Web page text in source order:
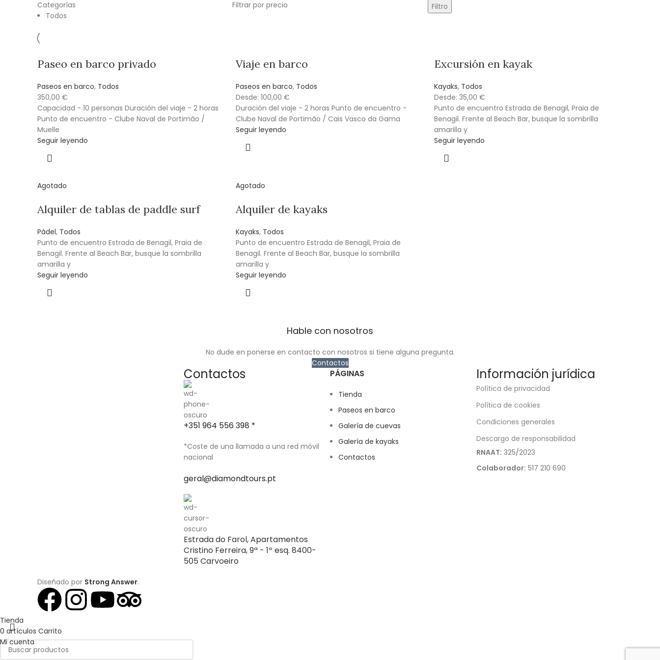
Categorías
Todos
Filtrar por precio Filtro
Paseo en barco privado
Paseos en barco, Todos
350,00 €
Capacidad - 10 personas Duración del viaje - 2 horas
Punto de encuentro - Clube Naval de Portimão /
Muelle
Seguir leyendo
Viaje en barco
Paseos en barco, Todos
Desde: 100,00 €
Duración del viaje - 2 horas Punto de encuentro -
Clube Naval de Portimão / Cais Vasco da Gama
Seguir leyendo
Excursión en kayak
Kayaks, Todos
Desde: 35,00 €
Punto de encuentro Estrada de Benagil, Praia de
Benagil. Frente al Beach Bar, busque la sombrilla
amarilla y
Seguir leyendo
Agotado
Alquiler de tablas de paddle surf
Pádel, Todos
Punto de encuentro Estrada de Benagil, Praia de
Benagil. Frente al Beach Bar, busque la sombrilla
amarilla y
Seguir leyendo
Agotado
Alquiler de kayaks
Kayaks, Todos
Punto de encuentro Estrada de Benagil, Praia de
Benagil. Frente al Beach Bar, busque la sombrilla
amarilla y
Seguir leyendo
Hable con nosotros
No dude en ponerse en contacto con nosotros si tiene alguna pregunta.
Contactos
Contactos
+351 964 556 398 *
*Coste de una llamada a una red móvil
nacional
geral@diamondtours.pt
Estrada do Farol, Apartamentos
Cristino Ferreira, 9ª - 1º esq. 8400-
505 Carvoeiro
PÁGINAS
Tienda
Paseos en barco
Galería de cuevas
Galería de kayaks
Contactos
Información jurídica
Política de privacidad
Política de cookies
Condiciones generales
Descargo de responsabilidad
RNAAT: 325/2023
Colaborador: 517 210 690
Diseñado por Strong Answer.
Tienda
0 artículos Carrito
Mi cuenta